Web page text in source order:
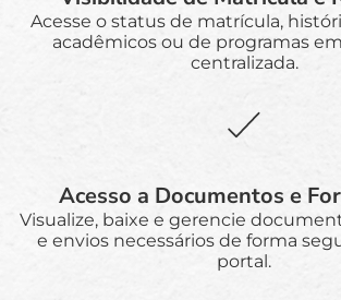
Acesse o status de matrícula,
acadêmicos ou de programas
centralizada.
Acesso a Documentos e
Visualize, baixe e gerencie
e envios necessários de forma
portal.